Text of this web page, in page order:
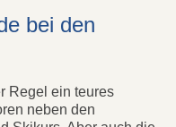
bei den
Regel ein teures
neben den